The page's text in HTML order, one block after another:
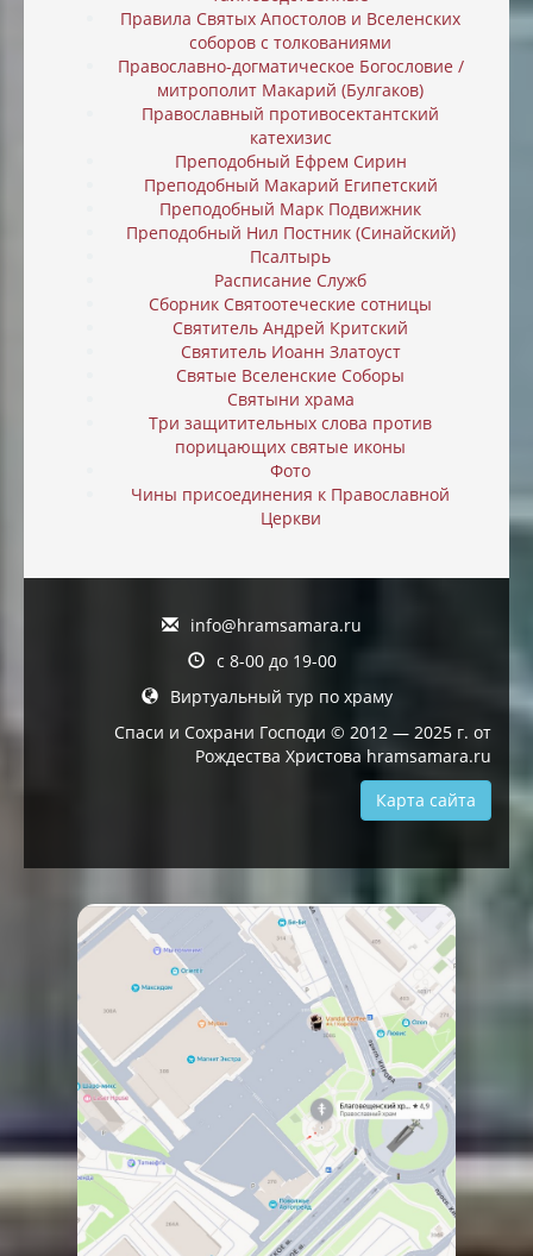
Правила Святых Апостолов и Вселенских
соборов с толкованиями
Православно-догматическое Богословие /
митрополит Макарий (Булгаков)
Православный противосектантский
катехизис
Преподобный Ефрем Сирин
Преподобный Макарий Египетский
Преподобный Марк Подвижник
Преподобный Нил Постник (Синайский)
Псалтырь
Расписание Служб
Сборник Святоотеческие сотницы
Святитель Андрей Критский
Святитель Иоанн Златоуст
Святые Вселенские Соборы
Святыни храма
Три защитительных слова против
порицающих святые иконы
Фото
Чины присоединения к Православной
Церкви
info@hramsamara.ru
с 8-00 до 19-00
Виртуальный тур по храму
Спаси и Сохрани Господи © 2012 — 2025 г. от
Рождества Христова hramsamara.ru
Карта сайта